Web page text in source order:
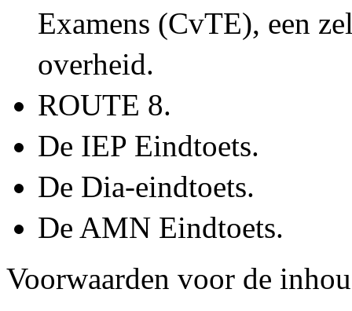
Examens (CvTE), een
overheid.
ROUTE 8.
De IEP Eindtoets.
De Dia-eindtoets.
De AMN Eindtoets.
Voorwaarden voor de